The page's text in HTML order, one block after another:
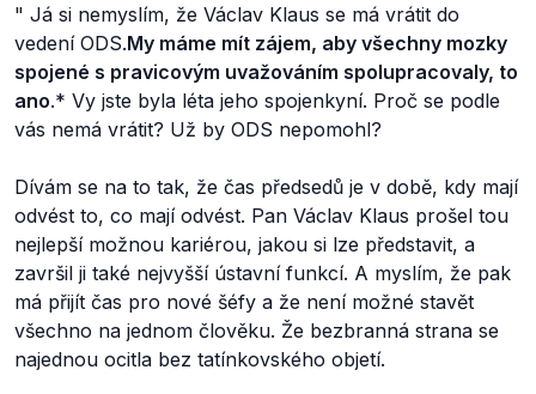
" Já si nemyslím, že Václav Klaus se má vrátit do
vedení ODS.My máme mít zájem, aby všechny mozky
spojené s pravicovým uvažováním spolupracovaly, to
ano.* Vy jste byla léta jeho spojenkyní. Proč se podle
vás nemá vrátit? Už by ODS nepomohl?
Dívám se na to tak, že čas předsedů je v době, kdy mají
odvést to, co mají odvést. Pan Václav Klaus prošel tou
nejlepší možnou kariérou, jakou si lze představit, a
završil ji také nejvyšší ústavní funkcí. A myslím, že pak
má přijít čas pro nové šéfy a že není možné stavět
všechno na jednom člověku. Že bezbranná strana se
najednou ocitla bez tatínkovského objetí.